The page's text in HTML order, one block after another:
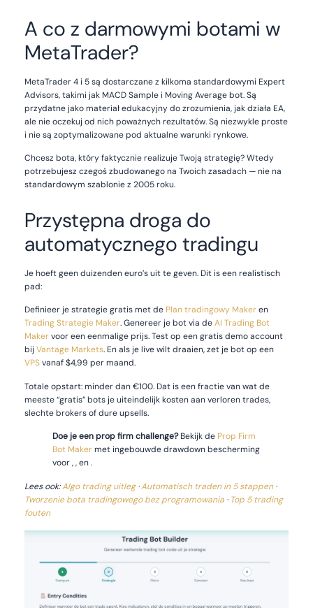
A co z darmowymi botami w
MetaTrader?
MetaTrader 4 i 5 są dostarczane z kilkoma standardowymi Expert
Advisors, takimi jak MACD Sample i Moving Average bot. Są
przydatne jako materiał edukacyjny do zrozumienia, jak działa EA,
ale nie oczekuj od nich poważnych rezultatów. Są niezwykle proste
i nie są zoptymalizowane pod aktualne warunki rynkowe.
Chcesz bota, który faktycznie realizuje Twoją strategię? Wtedy
potrzebujesz czegoś zbudowanego na Twoich zasadach — nie na
standardowym szablonie z 2005 roku.
Przystępna droga do
automatycznego tradingu
Je hoeft geen duizenden euro’s uit te geven. Dit is een realistisch
pad:
Definieer je strategie gratis met de Plan tradingowy Makeren
Trading Strategie Maker. Genereer je bot via deAI Trading Bot
Makervoor een eenmalige prijs. Test op een gratis demo account
bij Vantage Markets. En als je live wilt draaien, zet je bot op een
VPSvanaf $4,99 per maand.
Totale opstart: minder dan €100. Dat is een fractie van wat de
meeste “gratis” bots je uiteindelijk kosten aan verloren trades,
slechte brokers of dure upsells.
Doe je een prop firm challenge?Bekijk de Prop Firm
Bot Makermet ingebouwde drawdown bescherming
voor , , en .
Lees ook:Algo trading uitleg·Automatisch traden in 5 stappen·
Tworzenie bota tradingowego bez programowania · Top 5 trading
fouten